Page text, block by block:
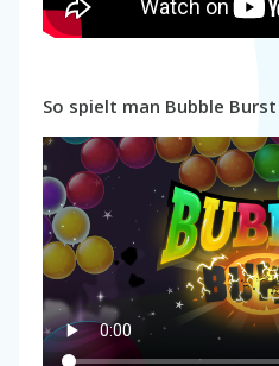
So spielt man Bubble Burst